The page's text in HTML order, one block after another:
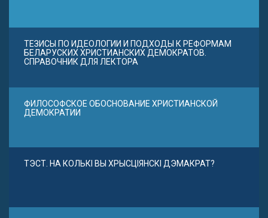
ТЕЗИСЫ ПО ИДЕОЛОГИИ И ПОДХОДЫ К РЕФОРМАМ
БЕЛАРУСКИХ ХРИСТИАНСКИХ ДЕМОКРАТОВ.
СПРАВОЧНИК ДЛЯ ЛЕКТОРА
ФИЛОСОФСКОЕ ОБОСНОВАНИЕ ХРИСТИАНСКОЙ
ДЕМОКРАТИИ
ТЭСТ. НА КОЛЬКІ ВЫ ХРЫСЦІЯНСКІ ДЭМАКРАТ?